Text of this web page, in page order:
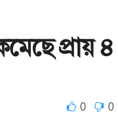
প্রায় ৪
0 0